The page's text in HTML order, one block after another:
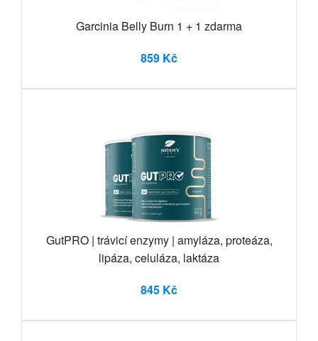
Garcinia Belly Burn 1 + 1 zdarma
859 Kč
GutPRO | trávicí enzymy | amyláza, proteáza,
lipáza, celuláza, laktáza
845 Kč